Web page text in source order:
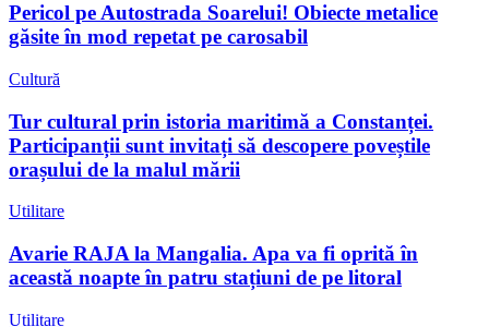
Pericol pe Autostrada Soarelui! Obiecte metalice
găsite în mod repetat pe carosabil
Cultură
Tur cultural prin istoria maritimă a Constanței.
Participanții sunt invitați să descopere poveștile
orașului de la malul mării
Utilitare
Avarie RAJA la Mangalia. Apa va fi oprită în
această noapte în patru stațiuni de pe litoral
Utilitare